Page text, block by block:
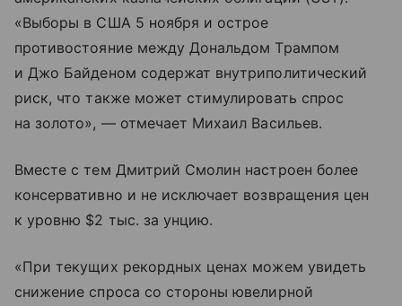
«Выборы в США 5 ноября и острое
противостояние между Дональдом Трампом
и Джо Байденом содержат внутриполитический
риск, что также может стимулировать спрос
на золото», — отмечает Михаил Васильев.
Вместе с тем Дмитрий Смолин настроен более
консервативно и не исключает возвращения цен
к уровню $2 тыс. за унцию.
«При текущих рекордных ценах можем увидеть
снижение спроса со стороны ювелирной